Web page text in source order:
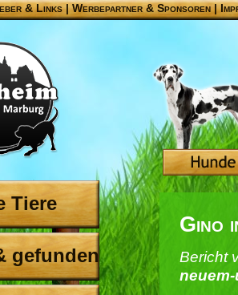
& Links|Werbepartner & Sponsoren|
Tiere
gefunden
Gino
Bericht